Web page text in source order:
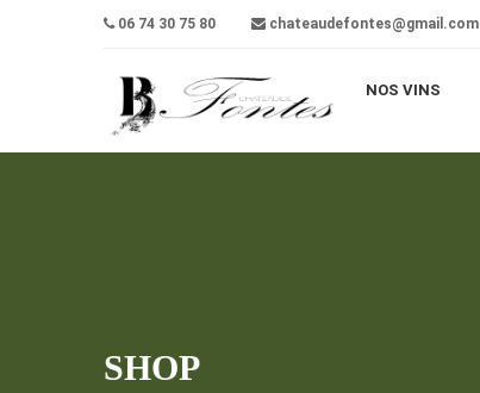
06 74 30 75 80 chateaudefontes@gmail.com
NOS VINS
SHOP